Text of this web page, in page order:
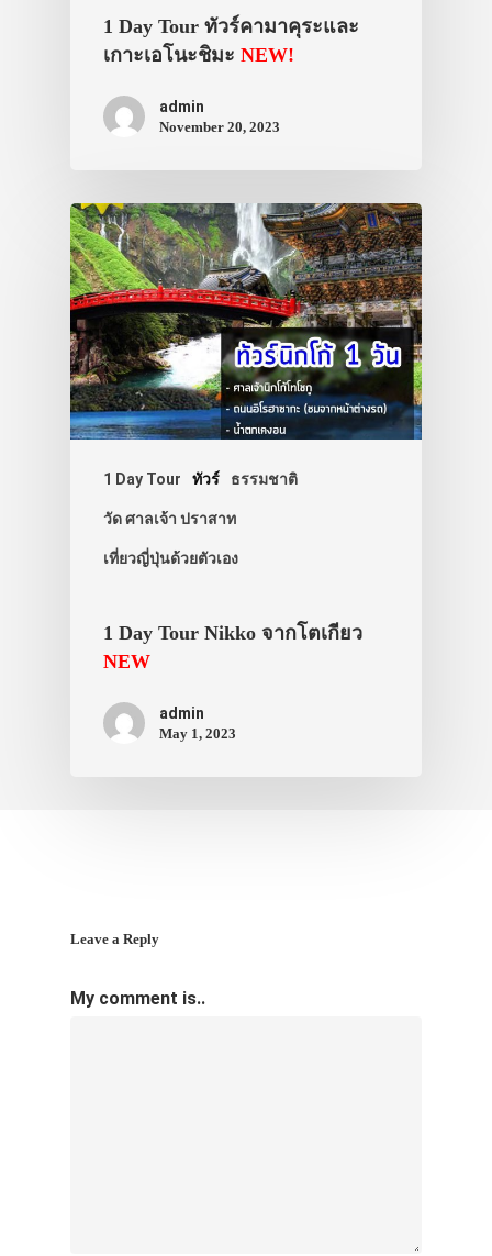
1 Day Tour ทัวร์คามาคุระและ
เกาะเอโนะชิมะ NEW!
admin
November 20, 2023
1 Day Tour ทัวร์ ธรรมชาติ
วัด ศาลเจ้า ปราสาท
เที่ยวญี่ปุ่นด้วยตัวเอง
1 Day Tour Nikko จากโตเกียว
NEW
admin
May 1, 2023
Leave a Reply
My comment is..
ประเทศญี่ปุ่น
เที่ยวญี่ปุ่นด้ว
เอง
รถบัส
เดินทาง
ทัวร์
ที่พัก